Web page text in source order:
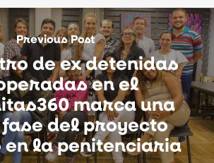
Previous Post
de ex detenidas
en el
marca una
fase del proyecto
en la penitenciaria